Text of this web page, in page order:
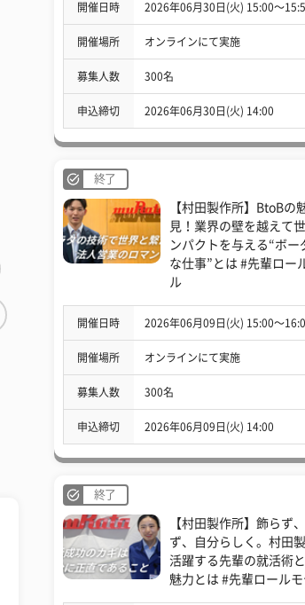
開催日時 2026年06月30日(火) 15:00〜
開催場所 オンラインにて実施
募集人数 300名
申込締切 2026年06月30日(火) 14:00
終了
【村田製作所】BtoBの
見！業界の壁を越えて
ンパクトを与える“ボー
な仕事”とは #先輩ロー
ル
開催日時 2026年06月09日(火) 15:00〜
開催場所 オンラインにて実施
募集人数 300名
申込締切 2026年06月09日(火) 14:00
終了
【村田製作所】飾らず
ず、自分らしく。村田
活躍する先輩の就活術
魅力とは #先輩ロール